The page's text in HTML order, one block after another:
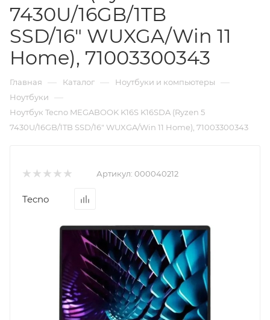
7430U/16GB/1TB
SSD/16" WUXGA/Win 11
Home), 71003300343
Главная — Каталог — Ноутбуки и компьютеры —
Ноутбуки —
Ноутбук Tecno MEGABOOK K16S K16SDA (Ryzen 5
7430U/16GB/1TB SSD/16" WUXGA/Win 11 Home), 71003300343
Артикул: 000040212
Tecno